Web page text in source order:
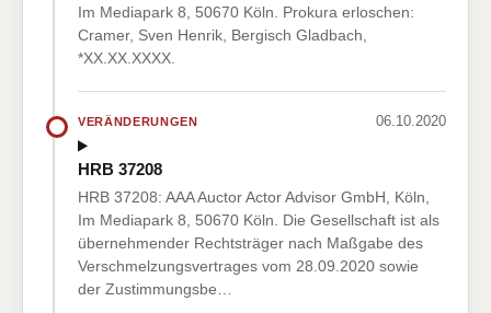
Im Mediapark 8, 50670 Köln. Prokura erloschen:
Cramer, Sven Henrik, Bergisch Gladbach,
*XX.XX.XXXX.
VERÄNDERUNGEN 06.10.2020
HRB 37208
HRB 37208: AAA Auctor Actor Advisor GmbH, Köln,
Im Mediapark 8, 50670 Köln. Die Gesellschaft ist als
übernehmender Rechtsträger nach Maßgabe des
Verschmelzungsvertrages vom 28.09.2020 sowie
der Zustimmungsbe…